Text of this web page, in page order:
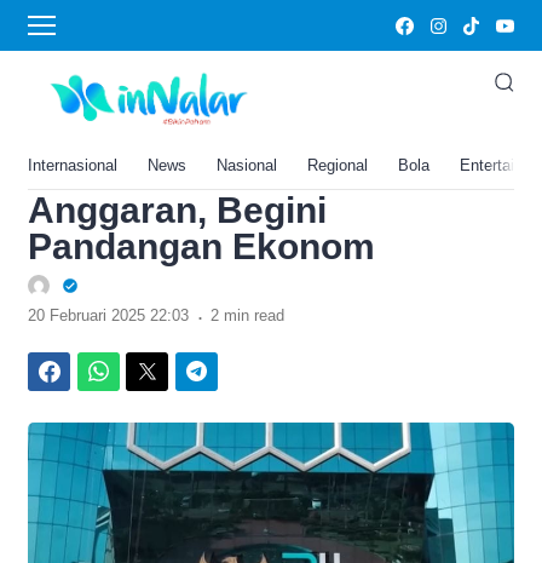
Internasional News Nasional Regional Bola
Home›
Danantara Bakal Peroleh
Suntikan Dana Rp301
Triliun dari Hasil Efisiensi
Anggaran, Begini
Pandangan Ekonom
20 Februari 2025 22:03 . 2 min read